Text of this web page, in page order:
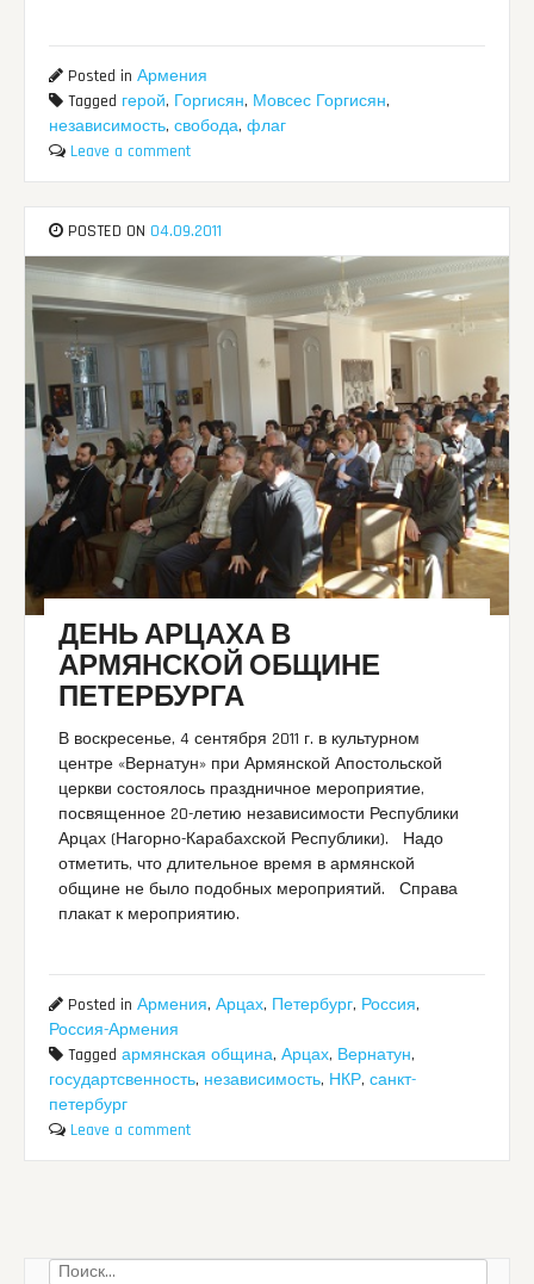
Posted inАрмения
Tagged герой, Горгисян, Мовсес Горгисян,
независимость,свобода,флаг
Leave a comment
POSTED ON 04.09.2011
ДЕНЬ АРЦАХА В
АРМЯНСКОЙ ОБЩИНЕ
ПЕТЕРБУРГА
В воскресенье, 4 сентября 2011 г. в культурном
центре «Вернатун» при Армянской Апостольской
церкви состоялось праздничное мероприятие,
посвященное 20-летию независимости Республики
Арцах (Нагорно-Карабахской Республики). Надо
отметить, что длительное время в армянской
общине не было подобных мероприятий. Справа
плакат к мероприятию.
Posted inАрмения,Арцах, Петербург, Россия,
Россия-Армения
Taggedармянская община,Арцах, Вернатун,
государтсвенность, независимость, НКР,санкт-
петербург
Leave a comment
Найти: